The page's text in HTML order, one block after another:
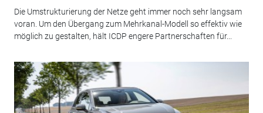
Die Umstrukturierung der Netze geht immer noch sehr langsam
voran. Um den Übergang zum Mehrkanal-Modell so effektiv wie
möglich zu gestalten, hält ICDP engere Partnerschaften für...